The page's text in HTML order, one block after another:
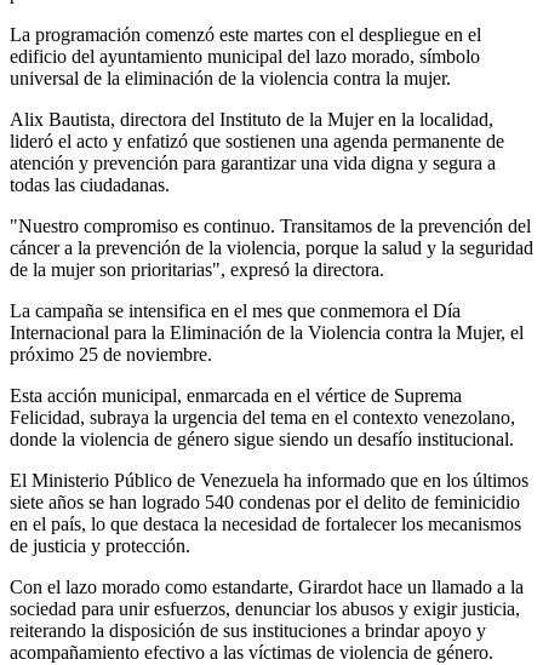
La programación comenzó este martes con el despliegue en el
edificio del ayuntamiento municipal del lazo morado, símbolo
universal de la eliminación de la violencia contra la mujer.
Alix Bautista, directora del Instituto de la Mujer en la localidad,
lideró el acto y enfatizó que sostienen una agenda permanente de
atención y prevención para garantizar una vida digna y segura a
todas las ciudadanas.
"Nuestro compromiso es continuo. Transitamos de la prevención del
cáncer a la prevención de la violencia, porque la salud y la seguridad
de la mujer son prioritarias", expresó la directora.
La campaña se intensifica en el mes que conmemora el Día
Internacional para la Eliminación de la Violencia contra la Mujer, el
próximo 25 de noviembre.
Esta acción municipal, enmarcada en el vértice de Suprema
Felicidad, subraya la urgencia del tema en el contexto venezolano,
donde la violencia de género sigue siendo un desafío institucional.
El Ministerio Público de Venezuela ha informado que en los últimos
siete años se han logrado 540 condenas por el delito de feminicidio
en el país, lo que destaca la necesidad de fortalecer los mecanismos
de justicia y protección.
Con el lazo morado como estandarte, Girardot hace un llamado a la
sociedad para unir esfuerzos, denunciar los abusos y exigir justicia,
reiterando la disposición de sus instituciones a brindar apoyo y
acompañamiento efectivo a las víctimas de violencia de género.